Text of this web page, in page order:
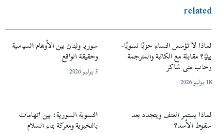
related
لماذا لا تؤسس النساء حزبًا نسويًا-
بيئيًا؟ مقابلة مع الكاتبة والمترجمة
رحاب منى شاكر
18 يوليو 2026
سوريا ولبنان بين الأوهام السياسية
وحقيقة الواقع
لماذا يستمر العنف ويتجدد بعد
سقوط الأسد؟
النسوية السورية: بين اتهامات
بالنخبوية ومعركة بناء السلام